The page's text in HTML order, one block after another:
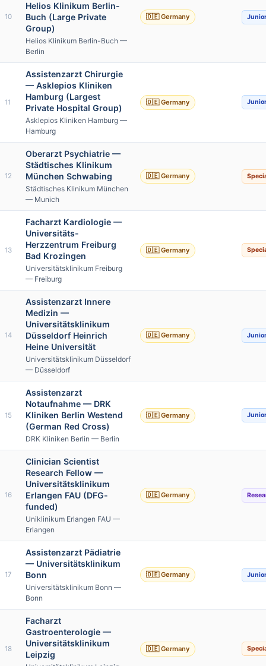
10
Helios Klinikum Berlin-
Buch (Large Private
Group)
Helios Klinikum Berlin-Buch —
Berlin
🇩🇪 Germany Junior
11
Assistenzarzt Chirurgie
— Asklepios Kliniken
Hamburg (Largest
Private Hospital Group)
Asklepios Kliniken Hamburg —
Hamburg
🇩🇪 Germany Junior
12
Oberarzt Psychiatrie —
Städtisches Klinikum
München Schwabing
Städtisches Klinikum München
— Munich
🇩🇪 Germany
13
Facharzt Kardiologie —
Universitäts-
Herzzentrum Freiburg
Bad Krozingen
Universitätsklinikum Freiburg
— Freiburg
🇩🇪 Germany
14
Assistenzarzt Innere
Medizin —
Universitätsklinikum
Düsseldorf Heinrich
Heine Universität
Universitätsklinikum Düsseldorf
— Düsseldorf
🇩🇪 Germany Junior
15
Assistenzarzt
Notaufnahme — DRK
Kliniken Berlin Westend
(German Red Cross)
DRK Kliniken Berlin — Berlin
🇩🇪 Germany Junior
16
Clinician Scientist
Research Fellow —
Universitätsklinikum
Erlangen FAU (DFG-
funded)
Uniklinikum Erlangen FAU —
Erlangen
🇩🇪 Germany
17
Assistenzarzt Pädiatrie
— Universitätsklinikum
Bonn
Universitätsklinikum Bonn —
Bonn
🇩🇪 Germany Junior
18
Facharzt
Gastroenterologie —
Universitätsklinikum
Leipzig
🇩🇪 Germany